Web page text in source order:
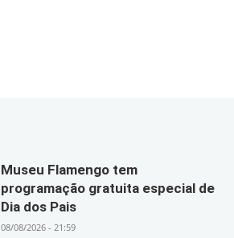
Museu Flamengo tem
programação gratuita especial de
Dia dos Pais
08/08/2026 - 21:59